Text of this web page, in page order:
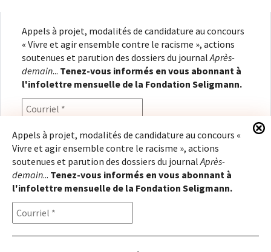
Appels à projet, modalités de candidature au concours
« Vivre et agir ensemble contre le racisme », actions
soutenues et parution des dossiers du journalAprès-
demain... Tenez-vous informés en vous abonnant à
l'infolettre mensuelle de la Fondation Seligmann.
En renseignant votre adresse électronique, vous
consentez à recevoir l'infolettre de la Fondation
Seligmann, conformément à notrepolitique de
confidentialité. Il vous sera possible de vous
désabonner à tout moment.
Appels à projet, modalités de candidature au concours «
Vivre et agir ensemble contre le racisme », actions
soutenues et parution des dossiers du journalAprès-
demain... Tenez-vous informés en vous abonnant à
l'infolettre mensuelle de la Fondation Seligmann.